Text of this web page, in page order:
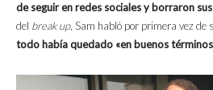
de seguir en redes sociales y borraron
del break up, Sam habló por primera vez de
todo había quedado «en buenos